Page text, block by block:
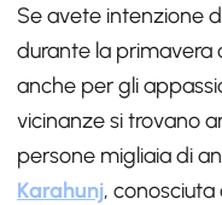
Se avete intenzione
durante la primavera
anche per gli
vicinanze si trovano
persone migliaia di
Karahunj,